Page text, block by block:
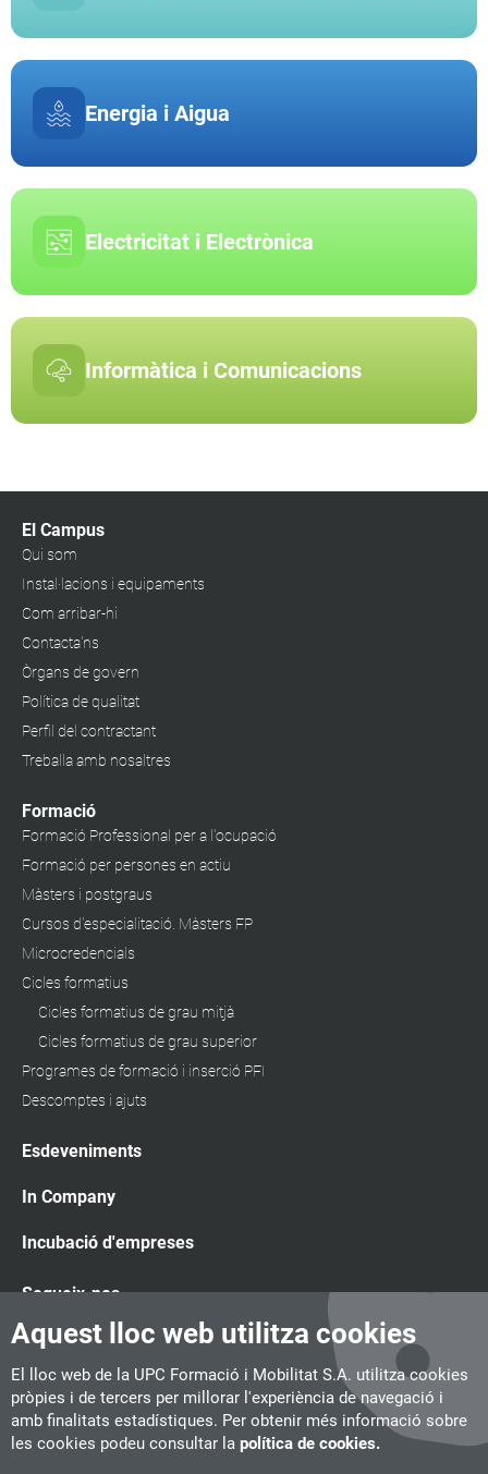
Aquest lloc web utilitza cookies
El lloc web de la UPC Formació i Mobilitat S.A. utilitza cookies
pròpies i de tercers per millorar l'experiència de navegació i
amb finalitats estadístiques. Per obtenir més informació sobre
les cookies podeu consultar la política de cookies.
Energia i Aigua
Electricitat i Electrònica
Informàtica i Comunicacions
El Campus
Qui som
Instal·lacions i equipaments
Com arribar-hi
Contacta'ns
Òrgans de govern
Política de qualitat
Perfil del contractant
Treballa amb nosaltres
Formació
Formació Professional per a l'ocupació
Formació per persones en actiu
Màsters i postgraus
Cursos d'especialitació. Màsters FP
Microcredencials
Cicles formatius
Cicles formatius de grau mitjà
Cicles formatius de grau superior
Programes de formació i inserció PFI
Descomptes i ajuts
Esdeveniments
In Company
Incubació d'empreses
Segueix-nos